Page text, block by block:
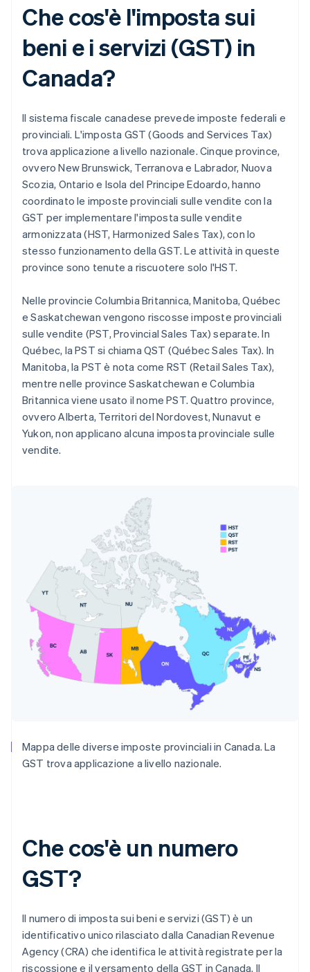
Che cos'è l'imposta sui
beni e i servizi (GST) in
Canada?
Il sistema fiscale canadese prevede imposte federali e
provinciali. L'imposta GST (Goods and Services Tax)
trova applicazione a livello nazionale. Cinque province,
ovvero New Brunswick, Terranova e Labrador, Nuova
Scozia, Ontario e Isola del Principe Edoardo, hanno
coordinato le imposte provinciali sulle vendite con la
GST per implementare l'imposta sulle vendite
armonizzata (HST, Harmonized Sales Tax), con lo
stesso funzionamento della GST. Le attività in queste
province sono tenute a riscuotere solo l'HST.
Nelle provincie Columbia Britannica, Manitoba, Québec
e Saskatchewan vengono riscosse imposte provinciali
sulle vendite (PST, Provincial Sales Tax) separate. In
Québec, la PST si chiama QST (Québec Sales Tax). In
Manitoba, la PST è nota come RST (Retail Sales Tax),
mentre nelle province Saskatchewan e Columbia
Britannica viene usato il nome PST. Quattro province,
ovvero Alberta, Territori del Nordovest, Nunavut e
Yukon, non applicano alcuna imposta provinciale sulle
vendite.
Mappa delle diverse imposte provinciali in Canada. La
GST trova applicazione a livello nazionale.
Che cos'è un numero
GST?
Il numero di imposta sui beni e servizi (GST) è un
identificativo unico rilasciato dalla Canadian Revenue
Agency (CRA) che identifica le attività registrate per la
riscossione e il versamento della GST in Canada. Il